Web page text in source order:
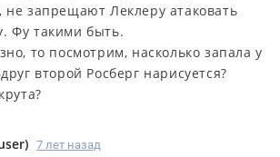
запрещают Леклеру атаковать
Фу такими быть.
то посмотрим, насколько запала у
второй Росберг нарисуется?
) 7 лет назад